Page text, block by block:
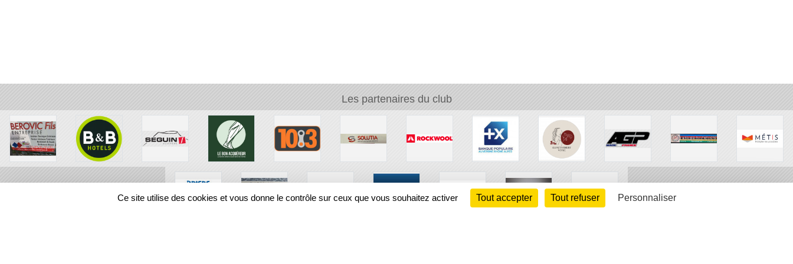
Les partenaires du club
Ce site utilise des cookies et vous donne le contrôle sur ceux que vous souhaitez activer Tout accepter Tout refuser Personnaliser